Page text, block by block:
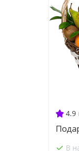
4.9
В